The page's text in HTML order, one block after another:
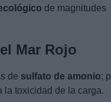
de magnitudes
Mar Rojo
de sulfato de amonio;
la toxicidad de la carga.